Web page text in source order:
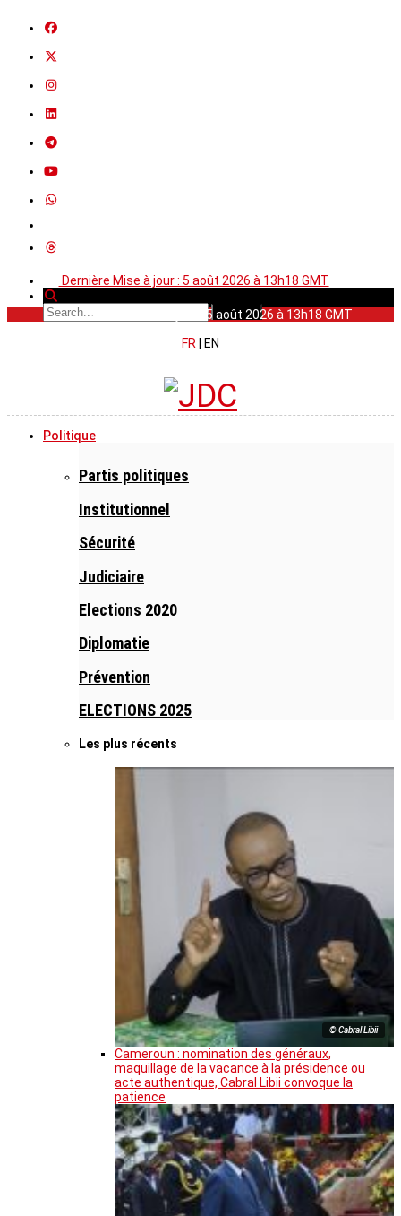
Dernière Mise à jour : 5 août 2026 à 13h18 GMT
Dernière Mise à jour : 5 août 2026 à 13h18 GMT
FR
EN
Politique
Partis politiques
Institutionnel
Sécurité
Judiciaire
Elections 2020
Diplomatie
Prévention
ELECTIONS 2025
Les plus récents
© Cabral Libii
Cameroun : nomination des généraux,
maquillage de la vacance à la présidence ou
acte authentique, Cabral Libii convoque la
patience